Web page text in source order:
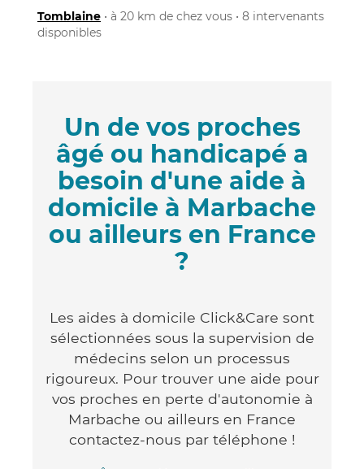
Tomblaine • à 20 km de chez vous • 8 intervenants
disponibles
Un de vos proches
âgé ou handicapé a
besoin d'une aide à
domicile à Marbache
ou ailleurs en France
?
Les aides à domicile Click&Care sont
sélectionnées sous la supervision de
médecins selon un processus
rigoureux. Pour trouver une aide pour
vos proches en perte d'autonomie à
Marbache ou ailleurs en France
contactez-nous par téléphone !